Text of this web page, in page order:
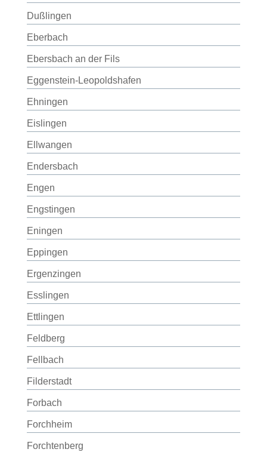
Dußlingen
Eberbach
Ebersbach an der Fils
Eggenstein-Leopoldshafen
Ehningen
Eislingen
Ellwangen
Endersbach
Engen
Engstingen
Eningen
Eppingen
Ergenzingen
Esslingen
Ettlingen
Feldberg
Fellbach
Filderstadt
Forbach
Forchheim
Forchtenberg